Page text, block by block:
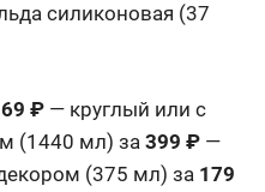
силиконовая (37
₽ — круглый или с
(1440 мл) за 399 ₽ —
(375 мл) за 179